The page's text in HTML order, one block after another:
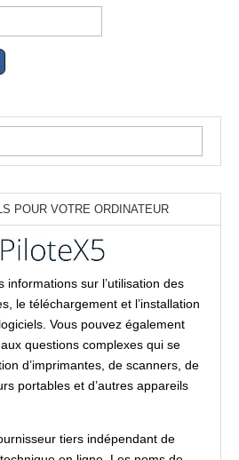
POUR VOTRE ORDINATEUR
informations sur l’utilisation des
le téléchargement et l’installation
Vous pouvez également
questions complexes qui se
d’imprimantes, de scanners, de
portables et d’autres appareils
tiers indépendant de